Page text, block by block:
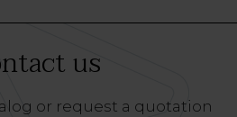
us
or request a quotation